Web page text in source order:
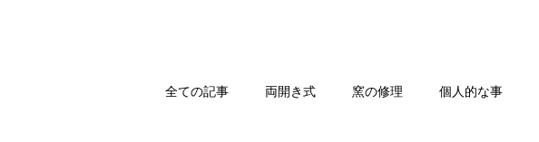
全ての記事 両開き式 窯の修理 個人的な事